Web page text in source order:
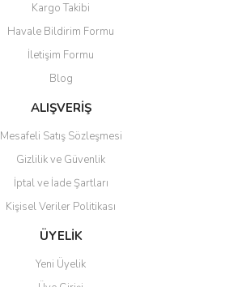
Kargo Takibi
Havale Bildirim Formu
İletişim Formu
Blog
ALIŞVERİŞ
Mesafeli Satış Sözleşmesi
Gizlilik ve Güvenlik
İptal ve İade Şartları
Kişisel Veriler Politikası
ÜYELİK
Yeni Üyelik